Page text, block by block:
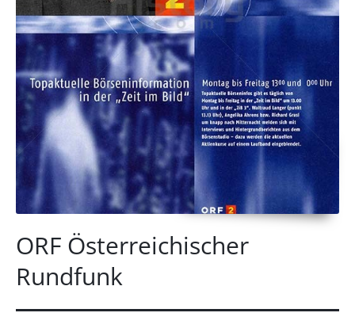
ORF Österreichischer
Rundfunk